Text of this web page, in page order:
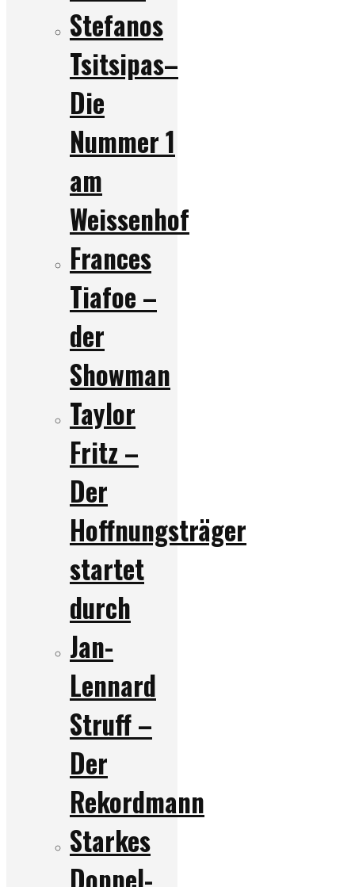
Stefanos
Tsitsipas–
Die
Nummer 1
am
Weissenhof
Frances
Tiafoe –
der
Showman
Taylor
Fritz –
Der
Hoffnungsträger
startet
durch
Jan-
Lennard
Struff –
Der
Rekordmann
Starkes